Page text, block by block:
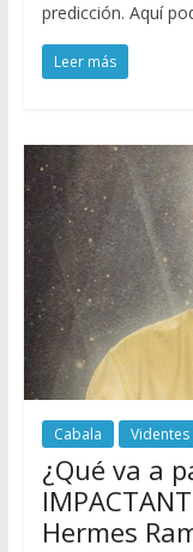
predicción. Aquí
Leer más
Cabala Videntes
¿Qué va a
Hermes